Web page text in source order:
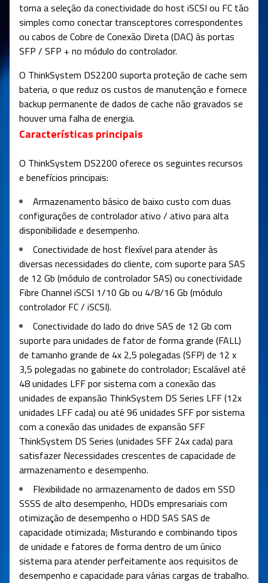
torna a seleção da conectividade do host iSCSI ou FC tão
simples como conectar transceptores correspondentes
ou cabos de Cobre de Conexão Direta (DAC) às portas
SFP / SFP + no módulo do controlador.
O ThinkSystem DS2200 suporta proteção de cache sem
bateria, o que reduz os custos de manutenção e fornece
backup permanente de dados de cache não gravados se
houver uma falha de energia.
Características principais
O ThinkSystem DS2200 oferece os seguintes recursos
e benefícios principais:
Armazenamento básico de baixo custo com duas
configurações de controlador ativo / ativo para alta
disponibilidade e desempenho.
Conectividade de host flexível para atender às
diversas necessidades do cliente, com suporte para SAS
de 12 Gb (módulo de controlador SAS) ou conectividade
Fibre Channel iSCSI 1/10 Gb ou 4/8/16 Gb (módulo
controlador FC / iSCSI).
Conectividade do lado do drive SAS de 12 Gb com
suporte para unidades de fator de forma grande (FALL)
de tamanho grande de 4x 2,5 polegadas (SFP) de 12 x
3,5 polegadas no gabinete do controlador; Escalável até
48 unidades LFF por sistema com a conexão das
unidades de expansão ThinkSystem DS Series LFF (12x
unidades LFF cada) ou até 96 unidades SFF por sistema
com a conexão das unidades de expansão SFF
ThinkSystem DS Series (unidades SFF 24x cada) para
satisfazer Necessidades crescentes de capacidade de
armazenamento e desempenho.
Flexibilidade no armazenamento de dados em SSD
SSSS de alto desempenho, HDDs empresariais com
otimização de desempenho o HDD SAS SAS de
capacidade otimizada; Misturando e combinando tipos
de unidade e fatores de forma dentro de um único
sistema para atender perfeitamente aos requisitos de
desempenho e capacidade para várias cargas de trabalho.